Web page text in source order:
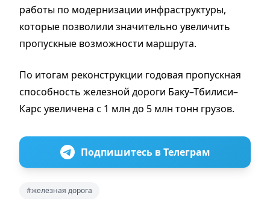
работы по модернизации инфраструктуры,
которые позволили значительно увеличить
пропускные возможности маршрута.
По итогам реконструкции годовая пропускная
способность железной дороги Баку–Тбилиси–
Карс увеличена с 1 млн до 5 млн тонн грузов.
Подпишитесь в Телеграм
#железная дорога